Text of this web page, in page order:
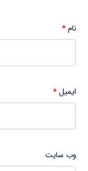
نام*
ایمیل*
وب‌ سایت